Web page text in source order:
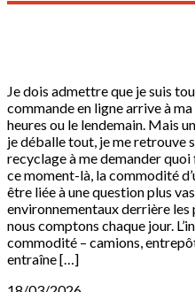
Je dois admettre que je suis
commande en ligne arrive à
heures ou le lendemain. Mais
je déballe tout, je me retrouve
recyclage à me demander
ce moment-là, la commodité
être liée à une question plus
environnementaux derrière
nous comptons chaque jour.
commodité – camions,
entraîne […]